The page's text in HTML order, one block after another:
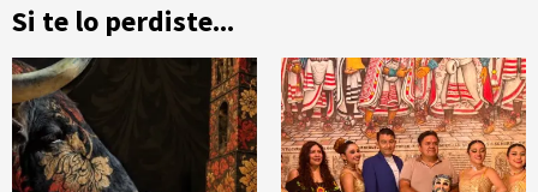
Si te lo perdiste...